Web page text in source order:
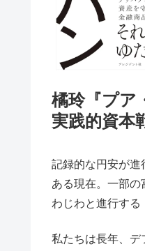
橘玲『プア
実践的資本
記録的な円安が進
ある現在。一部
わじわと進行する
私たちは長年、デ